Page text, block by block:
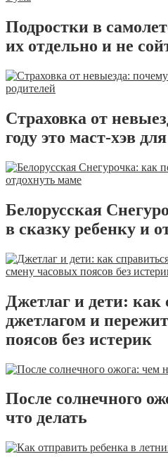
Подростки в
их отдельно и не
Страховка от
году это маст-хэв
Белорусская
в сказку ребенку и
Джетлаг и дети: как
джетлагом и
поясов без истерик
После солнечного
что делать